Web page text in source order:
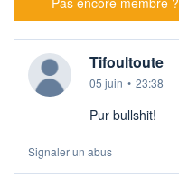
Tifoultoute
05 juin • 23:38
Pur bullshit!
Signaler un abus